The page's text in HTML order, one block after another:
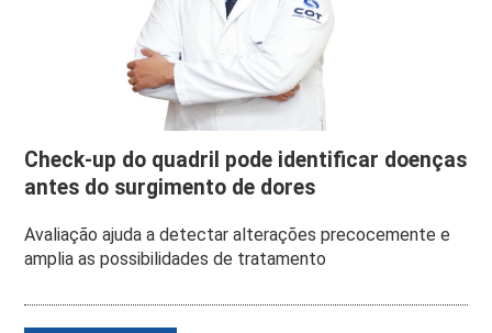
Check-up do quadril pode identificar doenças
antes do surgimento de dores
Avaliação ajuda a detectar alterações precocemente e
amplia as possibilidades de tratamento